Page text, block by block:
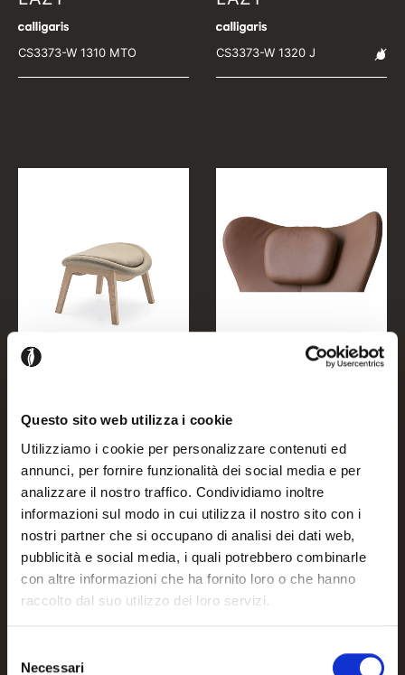
Questo sito web utilizza i cookie
Utilizziamo i cookie per personalizzare contenuti ed
annunci, per fornire funzionalità dei social media e per
analizzare il nostro traffico. Condividiamo inoltre
informazioni sul modo in cui utilizza il nostro sito con i
nostri partner che si occupano di analisi dei dati web,
pubblicità e social media, i quali potrebbero combinarle
con altre informazioni che ha fornito loro o che hanno
raccolto dal suo utilizzo dei loro servizi.
delNecessari
CS3373-W 1310 MTO CS3373-W 1320 J
LAZY
CS3373-W 1320 MTO CS3379 0110 J